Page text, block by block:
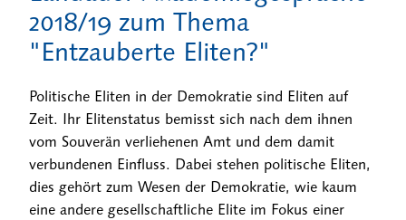
2018/19 zum Thema
"Entzauberte Eliten?"
Politische Eliten in der Demokratie sind Eliten auf
Zeit. Ihr Elitenstatus bemisst sich nach dem ihnen
vom Souverän verliehenen Amt und dem damit
verbundenen Einfluss. Dabei stehen politische Eliten,
dies gehört zum Wesen der Demokratie, wie kaum
eine andere gesellschaftliche Elite im Fokus einer